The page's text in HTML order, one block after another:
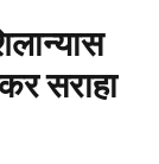
सराहा